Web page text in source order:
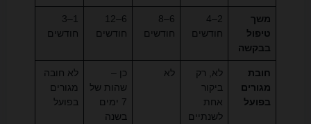
משך
טיפול
בבקשה
2–4
חודשים
6–8
חודשים
6–12
חודשים
1–3
חודשים
חובת
מגורים
בפועל
לא, רק
ביקור
אחת
לשנתיים
לא
כן –
שהות של
7 ימים
בשנה
לא חובה
מגורים
בפועל